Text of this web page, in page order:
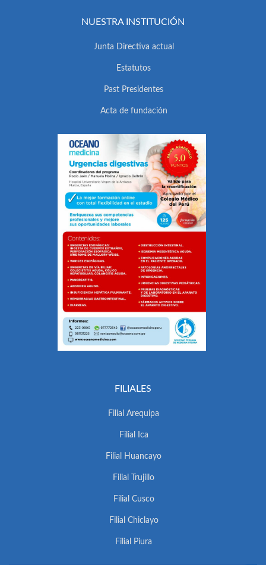
NUESTRA INSTITUCIÓN
Junta Directiva actual
Estatutos
Past Presidentes
Acta de fundación
FILIALES
Filial Arequipa
Filial Ica
Filial Huancayo
Filial Trujillo
Filial Cusco
Filial Chiclayo
Filial Piura